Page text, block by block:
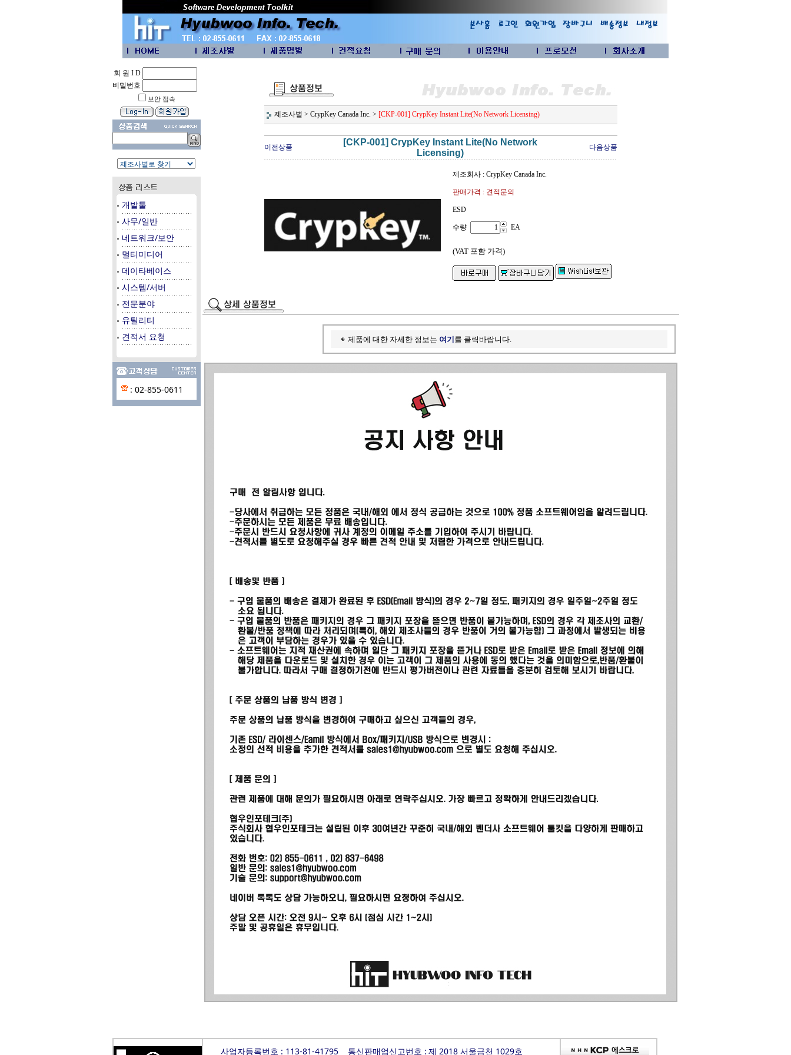
회 원 I D
비밀번호
보안 접속
개발툴
사무/일반
네트워크/보안
멀티미디어
데이타베이스
시스템/서버
전문분야
유틸리티
견적서 요청
: 02-855-0611
제조사별 > CrypKey Canada Inc. > [CKP-001] CrypKey Instant Lite(No Network Licensing)
이전상품
[CKP-001] CrypKey Instant Lite(No Network
Licensing)
다음상품
제조회사 : CrypKey Canada Inc.
판매가격 : 견적문의
ESD
수량 EA
(VAT 포함 가격)
제품에 대한 자세한 정보는 여기 를 클릭바랍니다.
사업자등록번호 : 113-81-41795 통신판매업신고번호 : 제 2018 서울금천 1029호